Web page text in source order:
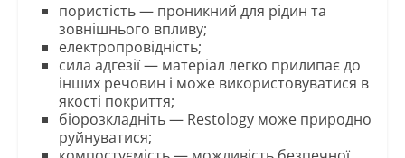
пористість — проникний для рідин та
зовнішнього впливу;
електропровідність;
сила адгезії — матеріал легко прилипає до
інших речовин і може використовуватися в
якості покриття;
біорозкладніть — Restology може природно
руйнуватися;